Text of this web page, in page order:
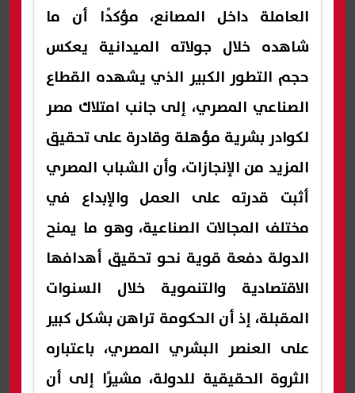
العاملة داخل المصانع، مؤكدًا أن ما
شاهده خلال جولاته الميدانية يعكس
حجم التطور الكبير الذي يشهده القطاع
الصناعي المصري، إلى جانب امتلاك مصر
لكوادر بشرية مؤهلة وقادرة على تحقيق
المزيد من الإنجازات، وأن الشباب المصري
أثبت قدرته على العمل والإبداع في
مختلف المجالات الصناعية، وهو ما يمنح
الدولة دفعة قوية نحو تحقيق أهدافها
الاقتصادية والتنموية خلال السنوات
المقبلة، إذ أن الحكومة تراهن بشكل كبير
على العنصر البشري المصري، باعتباره
الثروة الحقيقية للدولة، مشيرًا إلى أن